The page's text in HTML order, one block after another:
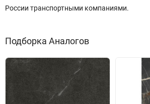
России транспортными компаниями.
Подборка Аналогов